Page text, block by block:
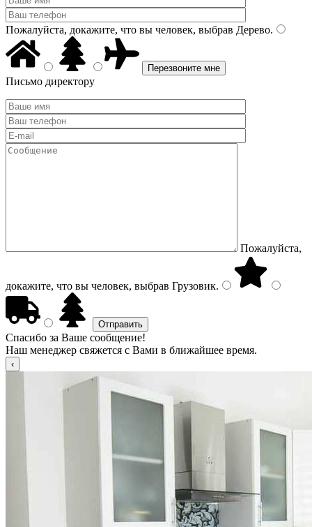
Пожалуйста, докажите, что вы человек, выбрав Дерево.
Письмо директору
Пожалуйста,
докажите, что вы человек, выбрав Грузовик.
Спасибо за Ваше сообщение!
Наш менеджер свяжется с Вами в ближайшее время.